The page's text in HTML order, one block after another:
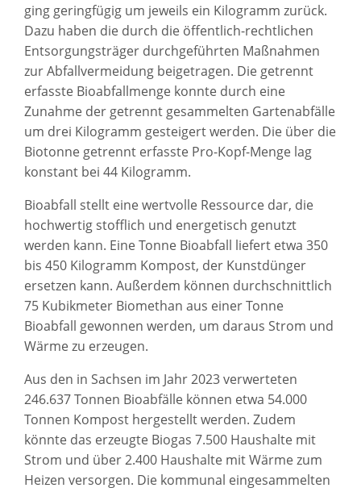
ging geringfügig um jeweils ein Kilogramm zurück.
Dazu haben die durch die öffentlich-rechtlichen
Entsorgungsträger durchgeführten Maßnahmen
zur Abfallvermeidung beigetragen. Die getrennt
erfasste Bioabfallmenge konnte durch eine
Zunahme der getrennt gesammelten Gartenabfälle
um drei Kilogramm gesteigert werden. Die über die
Biotonne getrennt erfasste Pro-Kopf-Menge lag
konstant bei 44 Kilogramm.
Bioabfall stellt eine wertvolle Ressource dar, die
hochwertig stofflich und energetisch genutzt
werden kann. Eine Tonne Bioabfall liefert etwa 350
bis 450 Kilogramm Kompost, der Kunstdünger
ersetzen kann. Außerdem können durchschnittlich
75 Kubikmeter Biomethan aus einer Tonne
Bioabfall gewonnen werden, um daraus Strom und
Wärme zu erzeugen.
Aus den in Sachsen im Jahr 2023 verwerteten
246.637 Tonnen Bioabfälle können etwa 54.000
Tonnen Kompost hergestellt werden. Zudem
könnte das erzeugte Biogas 7.500 Haushalte mit
Strom und über 2.400 Haushalte mit Wärme zum
Heizen versorgen. Die kommunal eingesammelten